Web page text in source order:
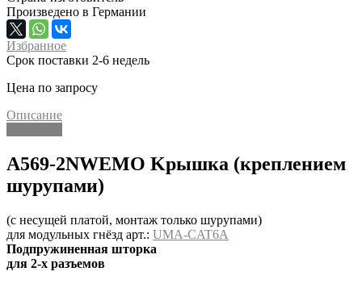
Произведено в Германии
Избранное
Срок поставки 2-6 недель
Цена по запросу
Описание
A569-2NWEMO Kрышка (креплением
шурупами)
(с несущей платой, монтаж только шурупами)
для модульных гнёзд арт.: UMA-CAT6A
Подпружиненная шторка
для 2-х разъемов